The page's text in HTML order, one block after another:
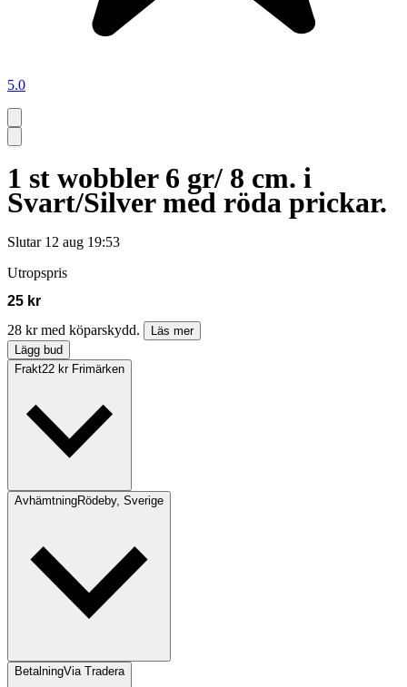
5.0
1 st wobbler 6 gr/ 8 cm. i
Svart/Silver med röda prickar.
Slutar 12 aug 19:53
Utropspris
25 kr
28 kr med köparskydd.
Läs mer
Lägg bud
Frakt22 kr Frimärken
AvhämtningRödeby, Sverige
BetalningVia Tradera